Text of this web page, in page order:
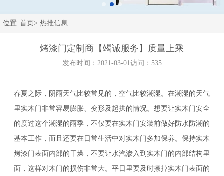
位置: 首页> 热推信息
烤漆门定制商【竭诚服务】质量上乘
发布时间：2021-03-01访问：535
春夏之际，阴雨天气比较常见的，空气比较潮湿。在潮湿的天气
里实木门非常容易膨胀、变形及起拱的情况。想要让实木门安全
的度过这个潮湿的雨季，不仅要在实木门安装前做好防水防潮的
基本工作，而且还要在日常生活中对实木门多加保养。保持实木
烤漆门表面内部的干燥，不要让水汽渗入到实木门的内部结构里
面，这样对木门的损伤非常大。平日里要及时擦掉实木门表面的